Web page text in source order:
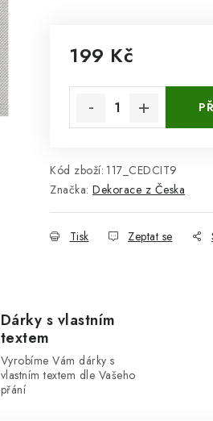
199 Kč
Kód zboží: 117_CEDCIT9
Značka: Dekorace z Česka
Tisk Zeptat se
Dárky s vlastním
textem
Vyrobíme Vám dárky s
vlastním textem dle Vašeho
přání